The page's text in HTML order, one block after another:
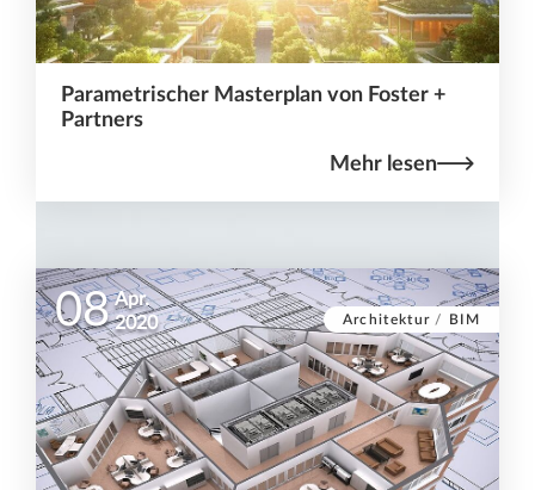
Parametrischer Masterplan von Foster +
Partners
Mehr lesen
Architektur / BIM
08 Apr.
2020